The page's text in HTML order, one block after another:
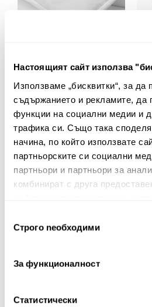
Настоящият сайт използва
Използваме „бисквитки“, за да
съдържанието и рекламите, да
функции на социални медии и
трафика си. Също така
начина, по който използвате
партньорските си социални
партньори и партньори за
комбинират с друга
наСтрого nеобходими
За функционалност
Статистически
Антибактериален юрган
Anreno
91.00€ 177.98лв.
Абонирайте се сега, за
нашите новини и